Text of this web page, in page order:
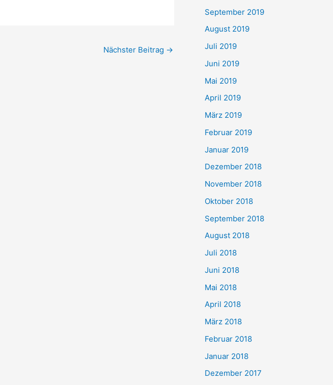
Nächster Beitrag →
September 2019
August 2019
Juli 2019
Juni 2019
Mai 2019
April 2019
März 2019
Februar 2019
Januar 2019
Dezember 2018
November 2018
Oktober 2018
September 2018
August 2018
Juli 2018
Juni 2018
Mai 2018
April 2018
März 2018
Februar 2018
Januar 2018
Dezember 2017